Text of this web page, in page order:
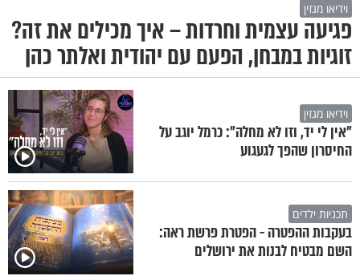
וידיאו מגזין
פגיעה עצמית וחרדות – איך מכילים את זה?
זוגיות במבחן, הפעם עם יהודית ואלתר כהן
וידיאו מגזין
"אין לי יד, וזו לא מחלה": כרמל יוגב על
החיסרון שהפך לגעגוע
תכניות ילדים
בעקבות ההפטרה - הפטרת פרשת ראה:
השם מבטיח לבנות את ירושלים